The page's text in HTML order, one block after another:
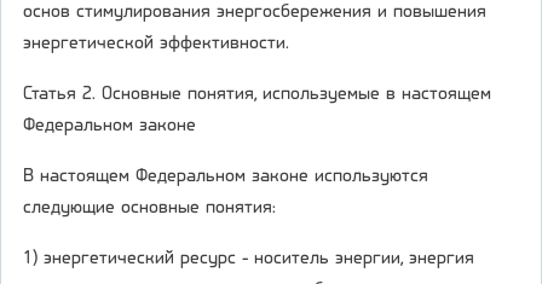
основ стимулирования энергосбережения и повышения
энергетической эффективности.
Статья 2. Основные понятия, используемые в настоящем
Федеральном законе
В настоящем Федеральном законе используются
следующие основные понятия:
1) энергетический ресурс - носитель энергии, энергия